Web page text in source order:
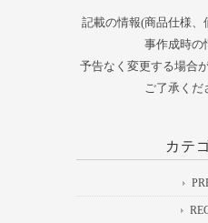
記載の情報(商品仕様
事作成時の
予告なく変更する場合
ご了承くだ
カテ